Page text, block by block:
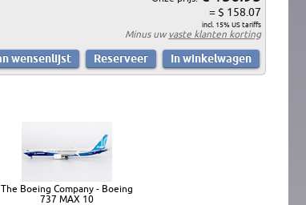
= $ 158.07
incl. 15% US tariffs
Minus uwvaste klanten korting
The Boeing Company - Boeing
737 MAX 10